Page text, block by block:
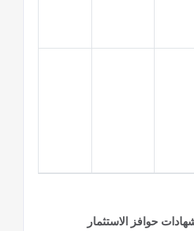
حوافز الاستثمار